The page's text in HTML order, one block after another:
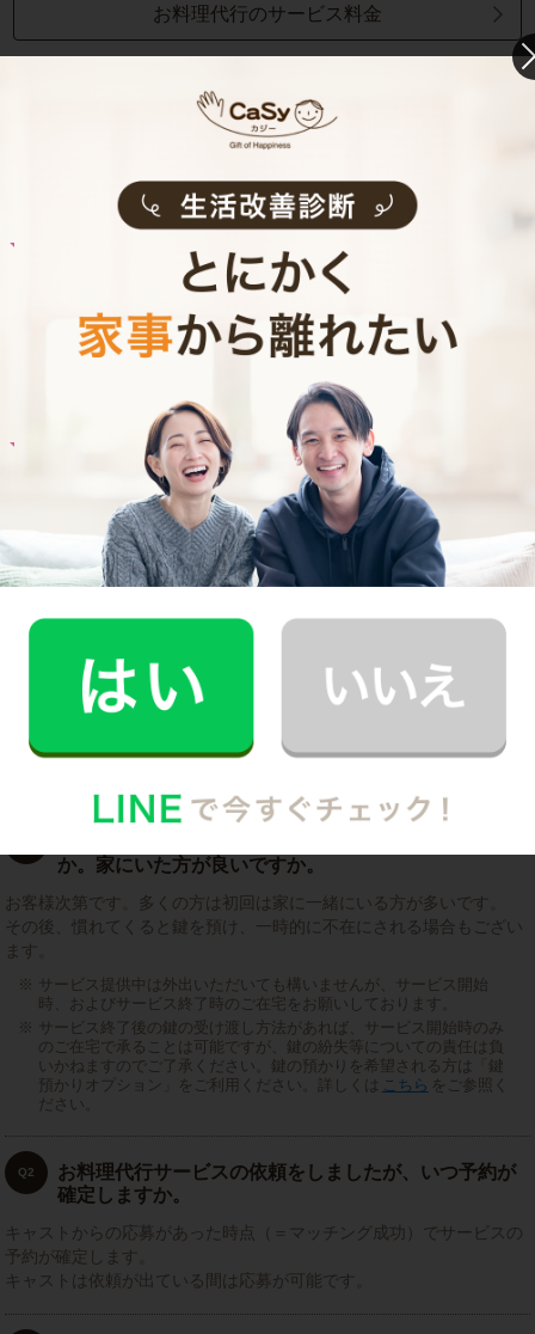
お料理代行のサービス料金
ご利用者インタビュー
栄養バランスの取れた食事を摂れるのが魅力で
記事全文を見る
30代 共働き 子育て中
子どもとコミュニケーションをとる時間が増え
記事全文を見る
インタビュー一覧を見る
お料理代行のよくある質問
か。家にいた方が良いですか。
お客様次第です。多くの方は初回は家に一緒にいる方が多いです。
その後、慣れてくると鍵を預け、一時的に不在にされる場合もござい
ます。
サービス提供中は外出いただいても構いませんが、サービス開始
時、およびサービス終了時のご在宅をお願いしております。
サービス終了後の鍵の受け渡し方法があれば、サービス開始時のみ
のご在宅で承ることは可能ですが、鍵の紛失等についての責任は負
いかねますのでご了承ください。鍵の預かりを希望される方は「鍵
預かりオプション」をご利用ください。詳しくは こちら をご参照く
ださい。
Q2
お料理代行サービスの依頼をしましたが、いつ予約が
確定しますか。
キャストからの応募があった時点（＝マッチング成功）でサービスの
予約が確定します。
キャストは依頼が出ている間は応募が可能です。